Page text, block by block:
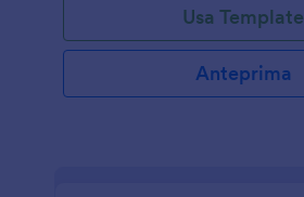
Usa Template
Anteprima